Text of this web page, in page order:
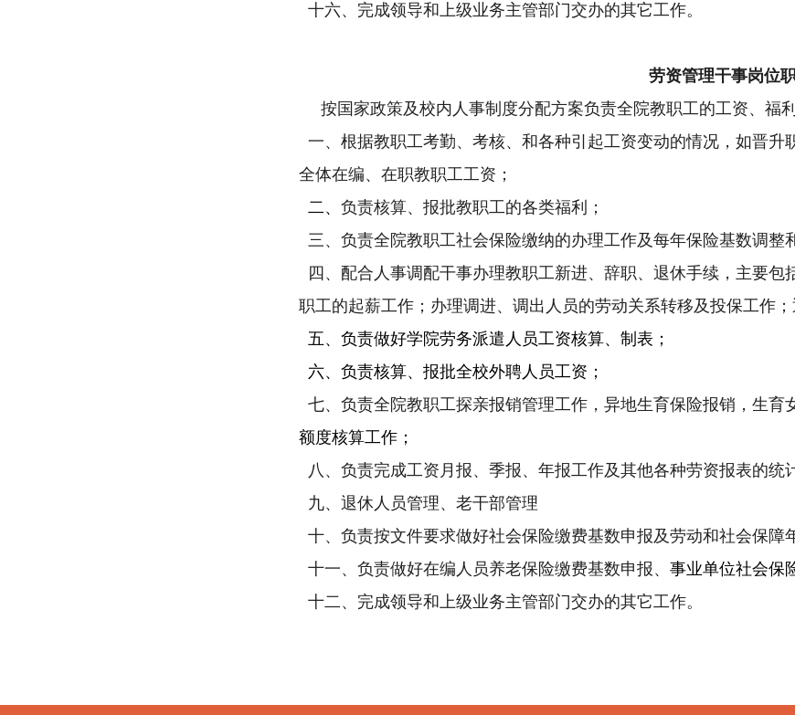
十六、完成领导和上级业务主管部门交办的其它工作。
劳资管理干事岗位
按国家政策及校内人事制度分配方案负责全院教职工的工资、福
一、根据教职工考勤、考核、和各种引起工资变动的情况，如晋升
全体在编、在职教职工工资；
二、 负责核算、报批教职工的各类福利；
三、负责全院教职工社会保险缴纳的办理工作及每年保险基数调整
四、配合人事调配干事办理教职工新进、辞职、退休手续，主要
职工的起薪工作；办理调进、调出人员的劳动关系转移及投保工作
五、负责做好学院劳务派遣人员工资核算、制表；
六、负责核算、报批全校外聘人员工资；
七、负责全院教职工探亲报销管理工作， 异地生育保险报销，生育
额度核算工作；
八、负责完成工资月报、季报、年报工作及其他各种劳资报表的统
九、退休人员管理、老干部管理
十、负责按文件要求做好社会保险缴费基数申报及劳动和社会保障
十一、负责做好在编人员养老保险缴费基数申报、 事业单位社会保
十二、完成领导和上级业务主管部门交办的其它工作。